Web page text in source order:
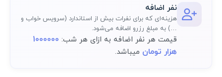
نفر اضافه
هزینه‌ای که برای نفرات بیش از استاندارد (سرویس خواب و
…) به مبلغ رزرو اضافه می‌شود.
قیمت هر نفر اضافه به ازای هر شب:
هزار تومان میباشد.